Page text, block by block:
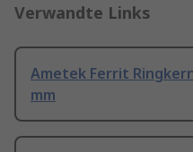
Verwandte Links
Ametek Ferrit
mm